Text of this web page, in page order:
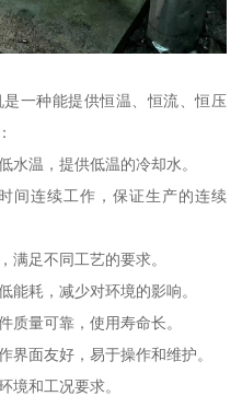
一种能提供恒温、恒流、恒压
水温，提供低温的冷却水。
间连续工作，保证生产的连续
满足不同工艺的要求。
能耗，减少对环境的影响。
质量可靠，使用寿命长。
界面友好，易于操作和维护。
境和工况要求。